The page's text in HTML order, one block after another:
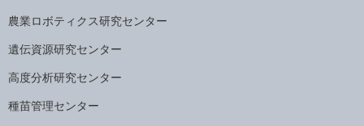
農業ロボティクス研究センター
遺伝資源研究センター
高度分析研究センター
種苗管理センター